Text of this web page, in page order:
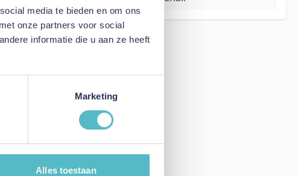
media te bieden en om ons
onze partners voor social
informatie die u aan ze heeft
Marketing
Alles toestaan